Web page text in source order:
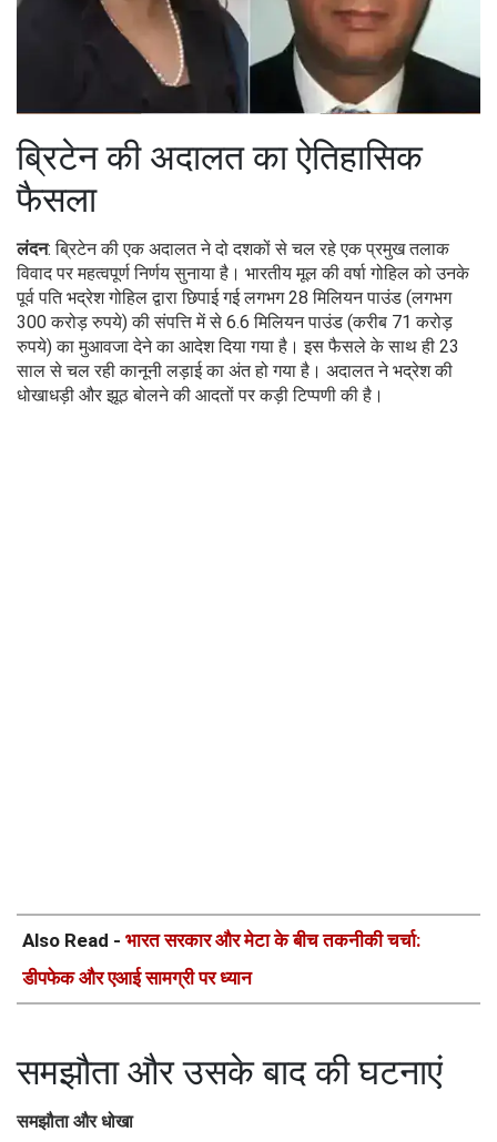
ब्रिटेन की अदालत का ऐतिहासिक
फैसला
लंदन: ब्रिटेन की एक अदालत ने दो दशकों से चल रहे एक प्रमुख तलाक
विवाद पर महत्वपूर्ण निर्णय सुनाया है। भारतीय मूल की वर्षा गोहिल को उनके
पूर्व पति भद्रेश गोहिल द्वारा छिपाई गई लगभग 28 मिलियन पाउंड (लगभग
300 करोड़ रुपये) की संपत्ति में से 6.6 मिलियन पाउंड (करीब 71 करोड़
रुपये) का मुआवजा देने का आदेश दिया गया है। इस फैसले के साथ ही 23
साल से चल रही कानूनी लड़ाई का अंत हो गया है। अदालत ने भद्रेश की
धोखाधड़ी और झूठ बोलने की आदतों पर कड़ी टिप्पणी की है।
Also Read - भारत सरकार और मेटा के बीच तकनीकी चर्चा:
डीपफेक और एआई सामग्री पर ध्यान
समझौता और उसके बाद की घटनाएं
समझौता और धोखा